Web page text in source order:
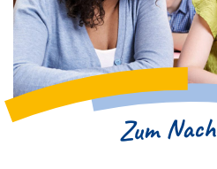
Zum